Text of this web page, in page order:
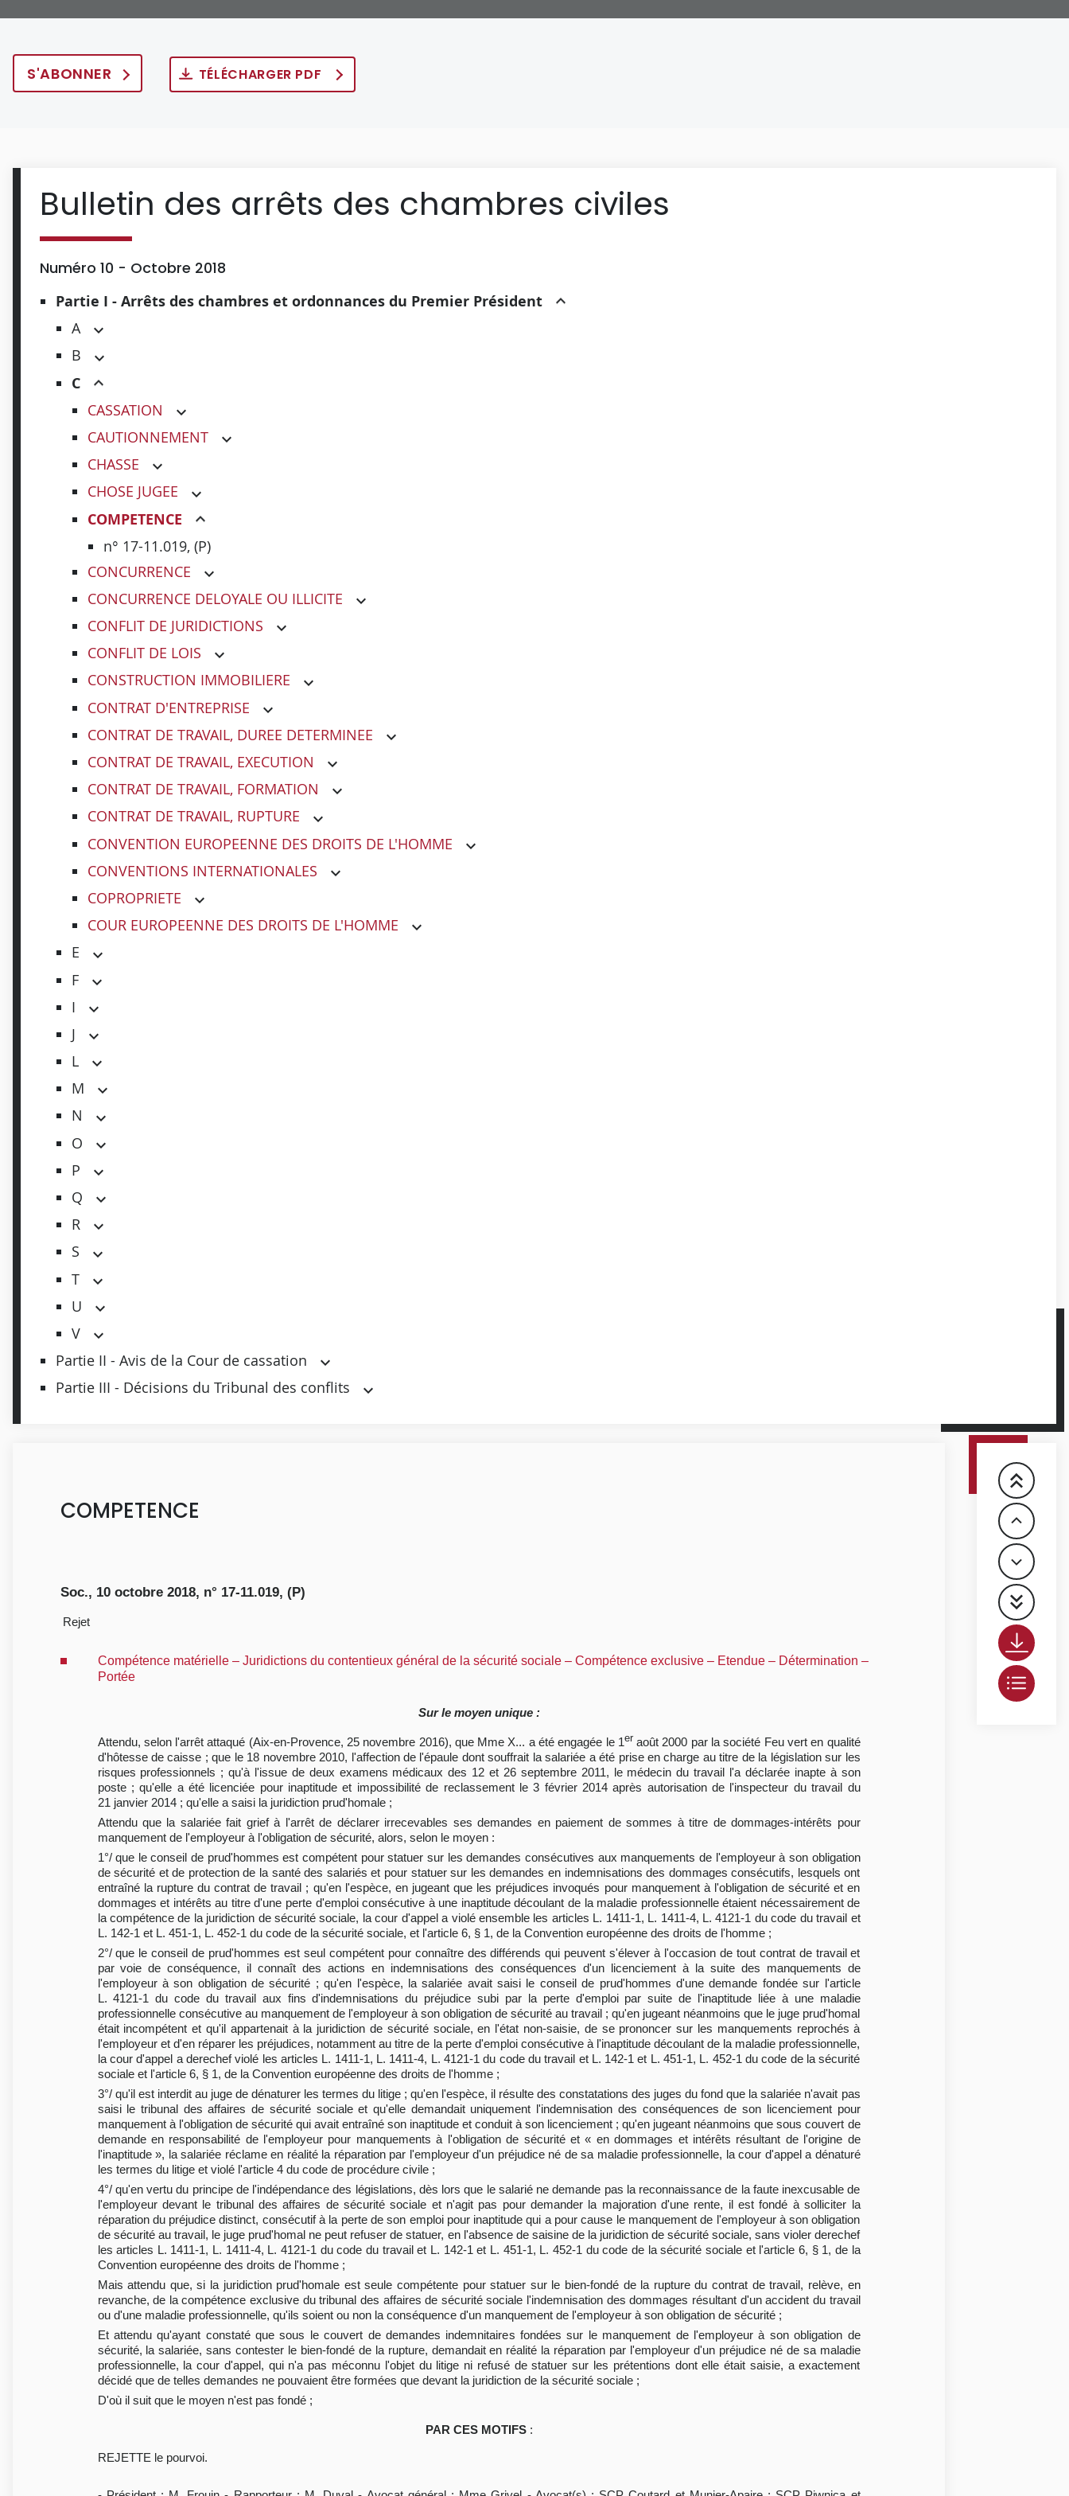
S'ABONNER TÉLÉCHARGER PDF
Bulletin des arrêts des chambres civiles
Numéro 10 - Octobre 2018
Partie I - Arrêts des chambres et ordonnances du Premier Président
A
B
C
CASSATION
CAUTIONNEMENT
CHASSE
CHOSE JUGEE
COMPETENCE
n° 17-11.019, (P)
CONCURRENCE
CONCURRENCE DELOYALE OU ILLICITE
CONFLIT DE JURIDICTIONS
CONFLIT DE LOIS
CONSTRUCTION IMMOBILIERE
CONTRAT D'ENTREPRISE
CONTRAT DE TRAVAIL, DUREE DETERMINEE
CONTRAT DE TRAVAIL, EXECUTION
CONTRAT DE TRAVAIL, FORMATION
CONTRAT DE TRAVAIL, RUPTURE
CONVENTION EUROPEENNE DES DROITS DE L'HOMME
CONVENTIONS INTERNATIONALES
COPROPRIETE
COUR EUROPEENNE DES DROITS DE L'HOMME
E
F
I
J
L
M
N
O
P
Q
R
S
T
U
V
Partie II - Avis de la Cour de cassation
Partie III - Décisions du Tribunal des conflits
COMPETENCE
Soc., 10 octobre 2018, n° 17-11.019, (P)
Rejet
Compétence matérielle – Juridictions du contentieux général de la sécurité sociale – Compétence exclusive – Etendue – Détermination –
Portée
Sur le moyen unique :
Attendu, selon l'arrêt attaqué (Aix-en-Provence, 25 novembre 2016), que Mme X... a été engagée le 1er août 2000 par la société Feu vert en qualité
d'hôtesse de caisse ; que le 18 novembre 2010, l'affection de l'épaule dont souffrait la salariée a été prise en charge au titre de la législation sur les
risques professionnels ; qu'à l'issue de deux examens médicaux des 12 et 26 septembre 2011, le médecin du travail l'a déclarée inapte à son
poste ; qu'elle a été licenciée pour inaptitude et impossibilité de reclassement le 3 février 2014 après autorisation de l'inspecteur du travail du
21 janvier 2014 ; qu'elle a saisi la juridiction prud'homale ;
Attendu que la salariée fait grief à l'arrêt de déclarer irrecevables ses demandes en paiement de sommes à titre de dommages-intérêts pour
manquement de l'employeur à l'obligation de sécurité, alors, selon le moyen :
1°/ que le conseil de prud'hommes est compétent pour statuer sur les demandes consécutives aux manquements de l'employeur à son obligation
de sécurité et de protection de la santé des salariés et pour statuer sur les demandes en indemnisations des dommages consécutifs, lesquels ont
entraîné la rupture du contrat de travail ; qu'en l'espèce, en jugeant que les préjudices invoqués pour manquement à l'obligation de sécurité et en
dommages et intérêts au titre d'une perte d'emploi consécutive à une inaptitude découlant de la maladie professionnelle étaient nécessairement de
la compétence de la juridiction de sécurité sociale, la cour d'appel a violé ensemble les articles L. 1411-1, L. 1411-4, L. 4121-1 du code du travail et
L. 142-1 et L. 451-1, L. 452-1 du code de la sécurité sociale, et l'article 6, § 1, de la Convention européenne des droits de l'homme ;
2°/ que le conseil de prud'hommes est seul compétent pour connaître des différends qui peuvent s'élever à l'occasion de tout contrat de travail et
par voie de conséquence, il connaît des actions en indemnisations des conséquences d'un licenciement à la suite des manquements de
l'employeur à son obligation de sécurité ; qu'en l'espèce, la salariée avait saisi le conseil de prud'hommes d'une demande fondée sur l'article
L. 4121-1 du code du travail aux fins d'indemnisations du préjudice subi par la perte d'emploi par suite de l'inaptitude liée à une maladie
professionnelle consécutive au manquement de l'employeur à son obligation de sécurité au travail ; qu'en jugeant néanmoins que le juge prud'homal
était incompétent et qu'il appartenait à la juridiction de sécurité sociale, en l'état non-saisie, de se prononcer sur les manquements reprochés à
l'employeur et d'en réparer les préjudices, notamment au titre de la perte d'emploi consécutive à l'inaptitude découlant de la maladie professionnelle,
la cour d'appel a derechef violé les articles L. 1411-1, L. 1411-4, L. 4121-1 du code du travail et L. 142-1 et L. 451-1, L. 452-1 du code de la sécurité
sociale et l'article 6, § 1, de la Convention européenne des droits de l'homme ;
3°/ qu'il est interdit au juge de dénaturer les termes du litige ; qu'en l'espèce, il résulte des constatations des juges du fond que la salariée n'avait pas
saisi le tribunal des affaires de sécurité sociale et qu'elle demandait uniquement l'indemnisation des conséquences de son licenciement pour
manquement à l'obligation de sécurité qui avait entraîné son inaptitude et conduit à son licenciement ; qu'en jugeant néanmoins que sous couvert de
demande en responsabilité de l'employeur pour manquements à l'obligation de sécurité et « en dommages et intérêts résultant de l'origine de
l'inaptitude », la salariée réclame en réalité la réparation par l'employeur d'un préjudice né de sa maladie professionnelle, la cour d'appel a dénaturé
les termes du litige et violé l'article 4 du code de procédure civile ;
4°/ qu'en vertu du principe de l'indépendance des législations, dès lors que le salarié ne demande pas la reconnaissance de la faute inexcusable de
l'employeur devant le tribunal des affaires de sécurité sociale et n'agit pas pour demander la majoration d'une rente, il est fondé à solliciter la
réparation du préjudice distinct, consécutif à la perte de son emploi pour inaptitude qui a pour cause le manquement de l'employeur à son obligation
de sécurité au travail, le juge prud'homal ne peut refuser de statuer, en l'absence de saisine de la juridiction de sécurité sociale, sans violer derechef
les articles L. 1411-1, L. 1411-4, L. 4121-1 du code du travail et L. 142-1 et L. 451-1, L. 452-1 du code de la sécurité sociale et l'article 6, § 1, de la
Convention européenne des droits de l'homme ;
Mais attendu que, si la juridiction prud'homale est seule compétente pour statuer sur le bien-fondé de la rupture du contrat de travail, relève, en
revanche, de la compétence exclusive du tribunal des affaires de sécurité sociale l'indemnisation des dommages résultant d'un accident du travail
ou d'une maladie professionnelle, qu'ils soient ou non la conséquence d'un manquement de l'employeur à son obligation de sécurité ;
Et attendu qu'ayant constaté que sous le couvert de demandes indemnitaires fondées sur le manquement de l'employeur à son obligation de
sécurité, la salariée, sans contester le bien-fondé de la rupture, demandait en réalité la réparation par l'employeur d'un préjudice né de sa maladie
professionnelle, la cour d'appel, qui n'a pas méconnu l'objet du litige ni refusé de statuer sur les prétentions dont elle était saisie, a exactement
décidé que de telles demandes ne pouvaient être formées que devant la juridiction de la sécurité sociale ;
D'où il suit que le moyen n'est pas fondé ;
PAR CES MOTIFS:
REJETTE le pourvoi.